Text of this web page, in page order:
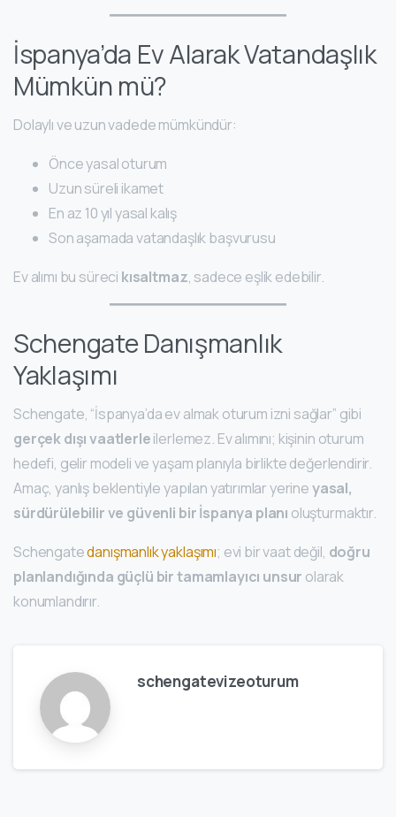
İspanya’da Ev Alarak Vatandaşlık
Mümkün mü?
Dolaylı ve uzun vadede mümkündür:
Önce yasal oturum
Uzun süreli ikamet
En az 10 yıl yasal kalış
Son aşamada vatandaşlık başvurusu
Ev alımı bu süreci kısaltmaz, sadece eşlik edebilir.
Schengate Danışmanlık
Yaklaşımı
Schengate, “İspanya’da ev almak oturum izni sağlar” gibi
gerçek dışı vaatlerleilerlemez. Ev alımını; kişinin oturum
hedefi, gelir modeli ve yaşam planıyla birlikte değerlendirir.
Amaç, yanlış beklentiyle yapılan yatırımlar yerineyasal,
sürdürülebilir ve güvenli bir İspanya planı oluşturmaktır.
Schengatedanışmanlık yaklaşımı; evi bir vaat değil, doğru
planlandığında güçlü bir tamamlayıcı unsur olarak
konumlandırır.
schengatevizeoturum